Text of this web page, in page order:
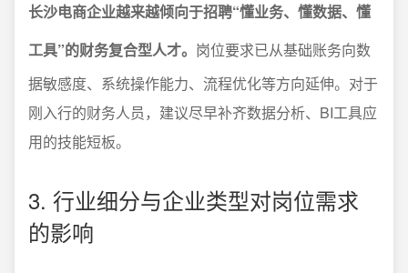
长沙电商企业越来越倾向于招聘“懂业务、懂数据、懂
工具”的财务复合型人才。 岗位要求已从基础账务向数
据敏感度、系统操作能力、流程优化等方向延伸。对于
刚入行的财务人员，建议尽早补齐数据分析、BI工具应
用的技能短板。
3. 行业细分与企业类型对岗位需求
的影响